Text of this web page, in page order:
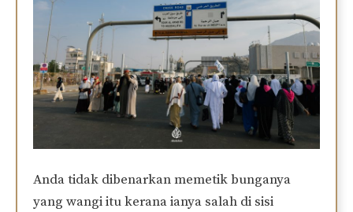
Anda tidak dibenarkan memetik bunganya
yang wangi itu kerana ianya salah di sisi